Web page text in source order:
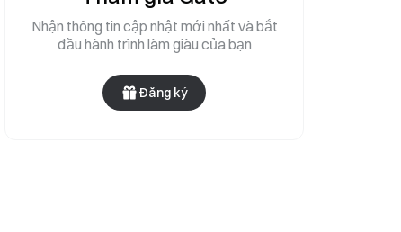
Nhận thông tin cập nhật mới nhất và bắt
đầu hành trình làm giàu của bạn
Đăng ký